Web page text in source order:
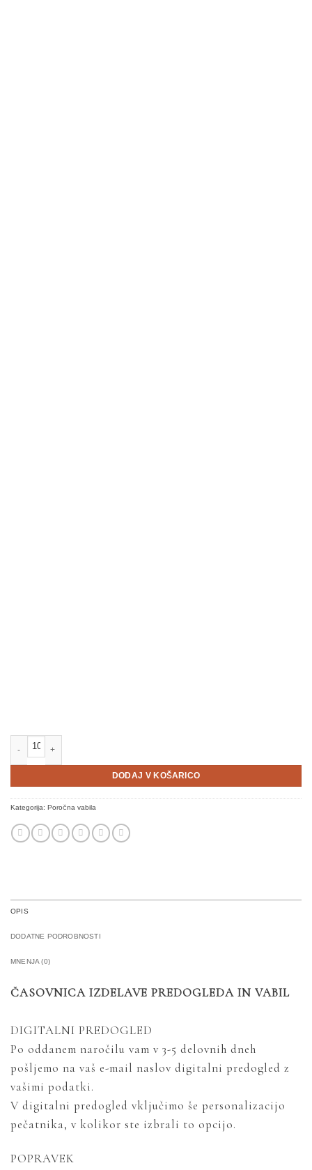
Vabilo Urška količina
DODAJ V KOŠARICO
Kategorija: Poročna vabila
OPIS
DODATNE PODROBNOSTI
MNENJA (0)
ČASOVNICA IZDELAVE PREDOGLEDA IN VABIL
DIGITALNI PREDOGLED
Po oddanem naročilu vam v 3-5 delovnih dneh
pošljemo na vaš e-mail naslov digitalni predogled z
vašimi podatki.
V digitalni predogled vključimo še personalizacijo
pečatnika, v kolikor ste izbrali to opcijo.
POPRAVEK